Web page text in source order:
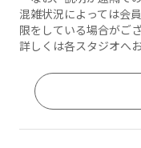
混雑状況によっては会
限をしている場合がござ
詳しくは各スタジオへ